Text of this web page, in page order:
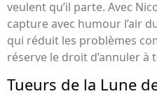
veulent qu’il parte. Avec
capture avec humour l’air
qui réduit les problèmes
réserve le droit d’annuler à
Tueurs de la Lune